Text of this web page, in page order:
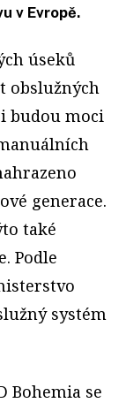
v Evropě.
úseků
obslužných
budou moci
generace.
také
Podle
systém
Bohemia se